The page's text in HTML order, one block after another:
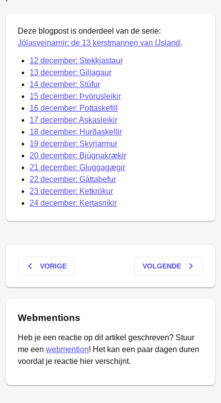
Deze blogpost is onderdeel van de serie:
Jólasveinarnir: de 13 kerstmannen van IJsland.
12 december: Stekkjastaur
13 december: Giljagaur
14 december: Stúfur
15 december: Þvörusleikir
16 december: Pottaskefill
17 december: Askasleikir
18 december: Hurðaskellir
19 december: Skyrjarmur
20 december: Bjúgnakrækir
21 december: Gluggagægir
22 december: Gáttaþefur
23 december: Ketkrókur
24 december: Kertasníkir
keyboard_arrow_left VORIGE VOLGENDE keyboard_arrow_right
Webmentions
Heb je een reactie op dit artikel geschreven? Stuur
me een webmention! Het kan een paar dagen duren
voordat je reactie hier verschijnt.